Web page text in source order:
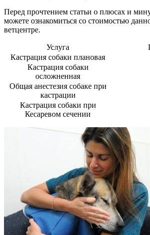
Перед прочтением статьи о плюсах и
можете ознакомиться со стоимостью
ветцентре.
Услуга
Кастрация собаки плановая
Кастрация собаки
осложненная
Общая анестезия собаке при
кастрации
Кастрация собаки при
Кесаревом сечении